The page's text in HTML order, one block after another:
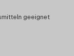
geeignet